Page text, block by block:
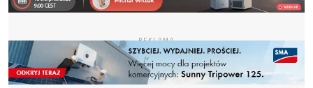
REKLAMA